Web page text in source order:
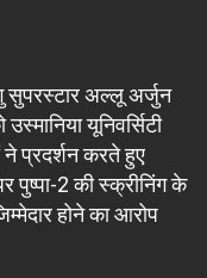
अल्लू अर्जुन
यूनिवर्सिटी
प्रदर्शन करते हुए
पुष्पा-2 की स्क्रीनिंग के
होने का आरोप